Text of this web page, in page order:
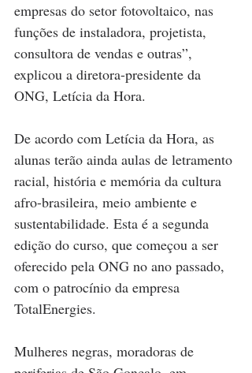
empresas do setor fotovoltaico, nas
funções de instaladora, projetista,
consultora de vendas e outras”,
explicou a diretora-presidente da
ONG, Letícia da Hora.
De acordo com Letícia da Hora, as
alunas terão ainda aulas de letramento
racial, história e memória da cultura
afro-brasileira, meio ambiente e
sustentabilidade. Esta é a segunda
edição do curso, que começou a ser
oferecido pela ONG no ano passado,
com o patrocínio da empresa
TotalEnergies.
Mulheres negras, moradoras de